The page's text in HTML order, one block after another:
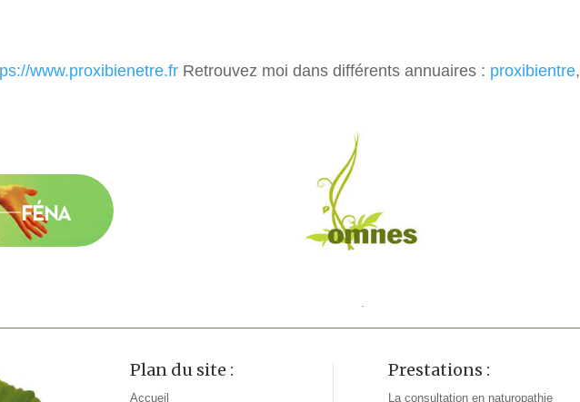
www.proxibienetre.fr Retrouvez moi dans différents annuaires : proxibientre,
Plan du site :
Accueil
Prestations :
La consultation en naturopathie